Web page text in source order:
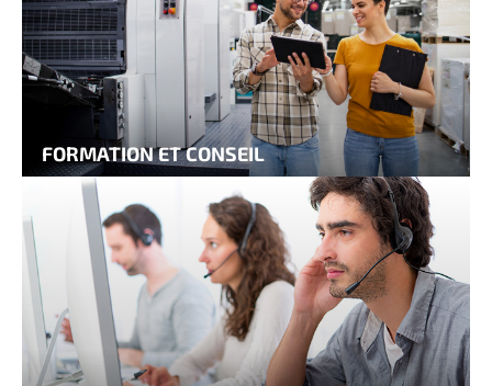
FORMATION ET CONSEIL